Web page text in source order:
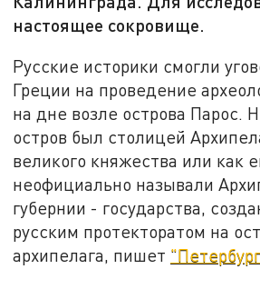
настоящее сокровище.
Русские историки смогли
Греции на проведение
на дне возле острова Парос.
остров был столицей
великого княжества или как
неофициально называли
губернии - государства,
русским протекторатом на
архипелага, пишет